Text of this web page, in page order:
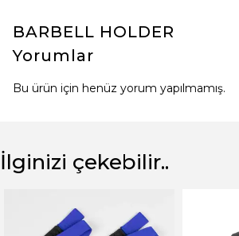
BARBELL HOLDER
Yorumlar
Bu ürün için henüz yorum yapılmamış.
İlginizi çekebilir..